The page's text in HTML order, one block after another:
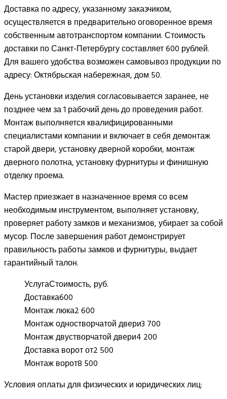
Доставка по адресу, указанному заказчиком,
осуществляется в предварительно оговоренное время
собственным автотранспортом компании. Стоимость
доставки по Санкт-Петербургу составляет 600 рублей.
Для вашего удобства возможен самовывоз продукции по
адресу: Октябрьская набережная, дом 50.
День установки изделия согласовывается заранее, не
позднее чем за 1 рабочий день до проведения работ.
Монтаж выполняется квалифицированными
специалистами компании и включает в себя демонтаж
старой двери, установку дверной коробки, монтаж
дверного полотна, установку фурнитуры и финишную
отделку проема.
Мастер приезжает в назначенное время со всем
необходимым инструментом, выполняет установку,
проверяет работу замков и механизмов, убирает за собой
мусор. После завершения работ демонстрирует
правильность работы замков и фурнитуры, выдает
гарантийный талон.
УслугаСтоимость, руб.
Доставка600
Монтаж люка2 600
Монтаж одностворчатой двери3 700
Монтаж двустворчатой двери4 200
Доставка ворот от2 500
Монтаж ворот8 500
Условия оплаты для физических и юридических лиц: